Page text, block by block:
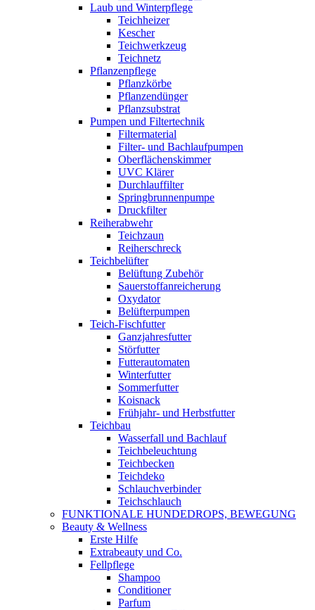
Laub und Winterpflege
Teichheizer
Kescher
Teichwerkzeug
Teichnetz
Pflanzenpflege
Pflanzkörbe
Pflanzendünger
Pflanzsubstrat
Pumpen und Filtertechnik
Filtermaterial
Filter- und Bachlaufpumpen
Oberflächenskimmer
UVC Klärer
Durchlauffilter
Springbrunnenpumpe
Druckfilter
Reiherabwehr
Teichzaun
Reiherschreck
Teichbelüfter
Belüftung Zubehör
Sauerstoffanreicherung
Oxydator
Belüfterpumpen
Teich-Fischfutter
Ganzjahresfutter
Störfutter
Futterautomaten
Winterfutter
Sommerfutter
Koisnack
Frühjahr- und Herbstfutter
Teichbau
Wasserfall und Bachlauf
Teichbeleuchtung
Teichbecken
Teichdeko
Schlauchverbinder
Teichschlauch
FUNKTIONALE HUNDEDROPS, BEWEGUNG
Beauty & Wellness
Erste Hilfe
Extrabeauty und Co.
Fellpflege
Shampoo
Conditioner
Parfum